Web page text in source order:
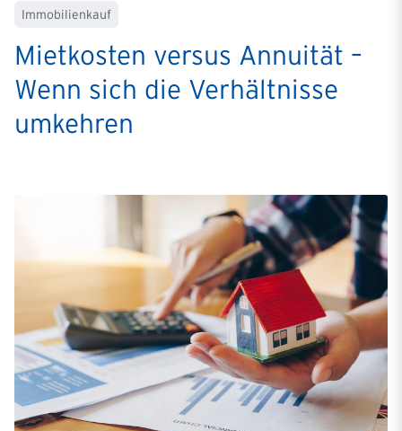
Immobilienkauf
Mietkosten versus Annuität –
Wenn sich die Verhältnisse
umkehren